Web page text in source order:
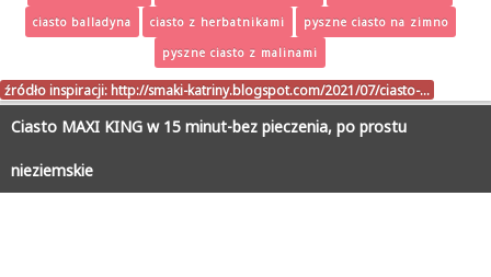
ciasto balladyna
ciasto z herbatnikami
pyszne ciasto na zimno
pyszne ciasto z malinami
źródło inspiracji: http://smaki-katriny.blogspot.com/2021/07/ciasto-…
Ciasto MAXI KING w 15 minut-bez pieczenia, po prostu
nieziemskie